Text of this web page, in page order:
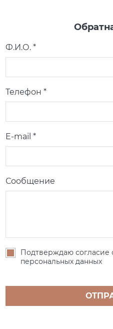
Ф.И.О. *
Телефон *
E-mail *
Сообщение
Подтверждаю согласие
персональных данных